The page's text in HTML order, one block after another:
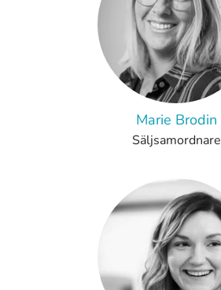
Marie Brodin
Säljsamordnare